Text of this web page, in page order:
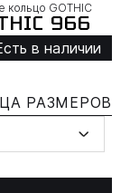
кольцо GOTHIC
966
в наличии
РАЗМЕРОВ